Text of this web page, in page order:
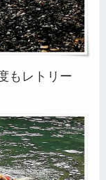
もレトリー